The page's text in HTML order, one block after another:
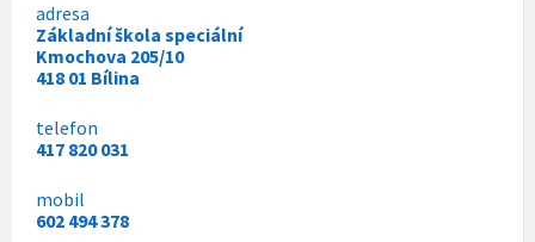
adresa
Základní škola speciální
Kmochova 205/10
418 01 Bílina
telefon
417 820 031
mobil
602 494 378